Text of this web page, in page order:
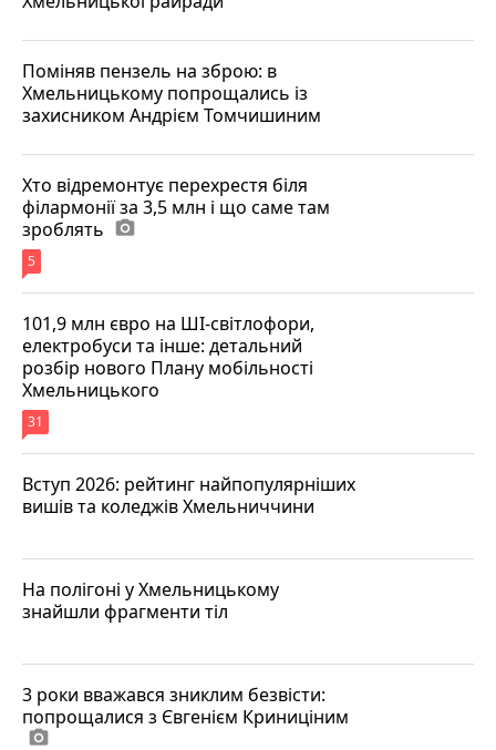
Поміняв пензель на зброю: в
Хмельницькому попрощались із
захисником Андрієм Томчишиним
Хто відремонтує перехрестя біля
філармонії за 3,5 млн і що саме там
зроблять photo_camera
5
101,9 млн євро на ШІ-світлофори,
електробуси та інше: детальний
розбір нового Плану мобільності
Хмельницького
31
Вступ 2026: рейтинг найпопулярніших
вишів та коледжів Хмельниччини
На полігоні у Хмельницькому
знайшли фрагменти тіл
3 роки вважався зниклим безвісти:
попрощалися з Євгенієм Криниціним
photo_camera